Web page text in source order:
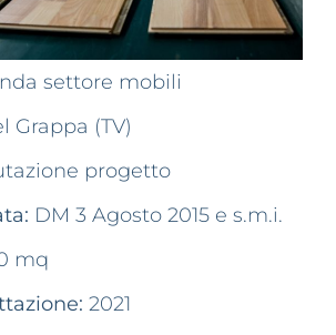
settore mobili
Grappa (TV)
progetto
DM 3 Agosto 2015 e s.m.i.
mq
2021